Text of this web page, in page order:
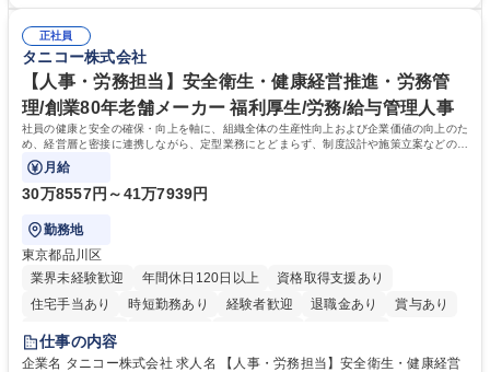
インテリア事務（部署内アシスタント）】■安定企業で働く
ームとの協力や新しいアイデアを活かす場もあり、やりがいを感じながら
働けます。 【歓迎】 ■インテリアの業界のご経験が有る方■PCの作業に慣
れている方 学歴・資格 学歴：大学院 大学 高専 短大 専修学校 語学力： 資
格：
正社員
タニコー株式会社
【人事・労務担当】安全衛生・健康経営推進・労務管
理/創業80年老舗メーカー 福利厚生/労務/給与管理人事
社員の健康と安全の確保・向上を軸に、組織全体の生産性向上および企業価値の向上のた
め、経営層と密接に連携しながら、定型業務にとどまらず、制度設計や施策立案などの上
流工程から関与していただきます。
月給
30万8557円～41万7939円
勤務地
東京都品川区
業界未経験歓迎
年間休日120日以上
資格取得支援あり
住宅手当あり
時短勤務あり 経験者歓迎 退職金あり
賞与あり
完全週休2日制
寮・社宅あり
仕事の内容
企業名 タニコー株式会社 求人名 【人事・労務担当】安全衛生・健康経営